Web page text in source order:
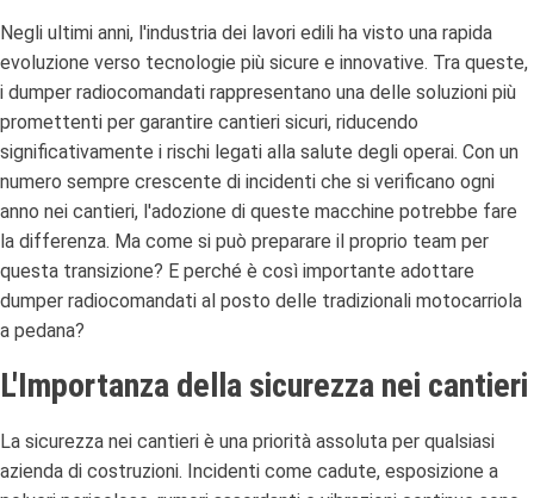
Negli ultimi anni, l'industria dei lavori edili ha visto una rapida
evoluzione verso tecnologie più sicure e innovative. Tra queste,
i dumper radiocomandati rappresentano una delle soluzioni più
promettenti per garantire cantieri sicuri, riducendo
significativamente i rischi legati alla salute degli operai. Con un
numero sempre crescente di incidenti che si verificano ogni
anno nei cantieri, l'adozione di queste macchine potrebbe fare
la differenza. Ma come si può preparare il proprio team per
questa transizione? E perché è così importante adottare
dumper radiocomandati al posto delle tradizionali motocarriola
a pedana?
L'Importanza della sicurezza nei cantieri
La sicurezza nei cantieri è una priorità assoluta per qualsiasi
azienda di costruzioni. Incidenti come cadute, esposizione a